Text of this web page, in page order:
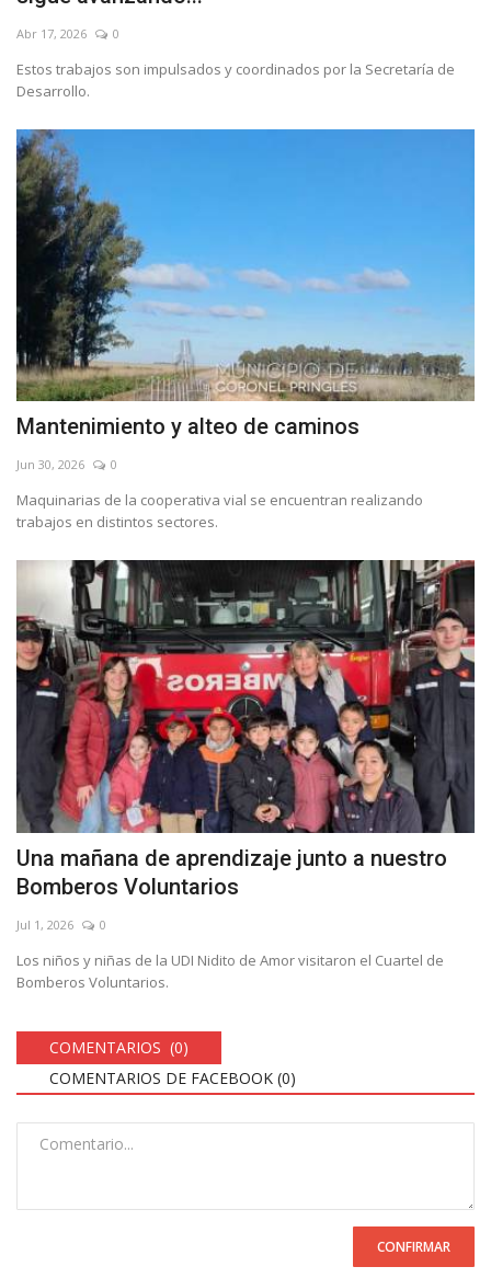
Abr 17, 2026 0
Estos trabajos son impulsados y coordinados por la Secretaría de
Desarrollo.
Mantenimiento y alteo de caminos
Jun 30, 2026 0
Maquinarias de la cooperativa vial se encuentran realizando
trabajos en distintos sectores.
Una mañana de aprendizaje junto a nuestro
Bomberos Voluntarios
Jul 1, 2026 0
Los niños y niñas de la UDI Nidito de Amor visitaron el Cuartel de
Bomberos Voluntarios.
COMENTARIOS (0)
COMENTARIOS DE FACEBOOK (0)
CONFIRMAR